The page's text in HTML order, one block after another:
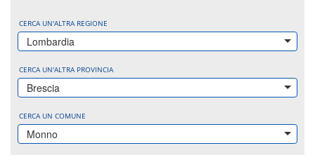
CERCA UN'ALTRA REGIONE
Lombardia
CERCA UN'ALTRA PROVINCIA
Brescia
CERCA UN COMUNE
Monno